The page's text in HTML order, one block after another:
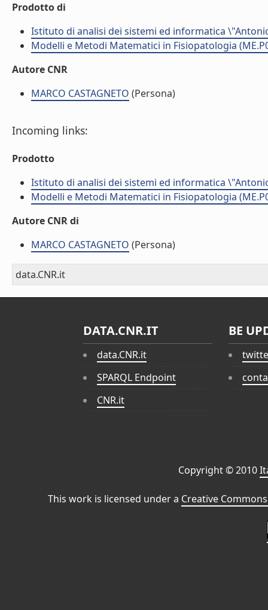
Prodotto di
Istituto di analisi dei sistemi ed informatica
Modelli e Metodi Matematici in Fisiopatologia
Autore CNR
MARCO CASTAGNETO (Persona)
Incoming links:
Prodotto
Istituto di analisi dei sistemi ed informatica
Modelli e Metodi Matematici in Fisiopatologia
Autore CNR di
MARCO CASTAGNETO (Persona)
data.CNR.it
DATA.CNR.IT
data.CNR.it
SPARQL Endpoint
CNR.it
BE
Copyright © 2010
This work is licensed under a Creative